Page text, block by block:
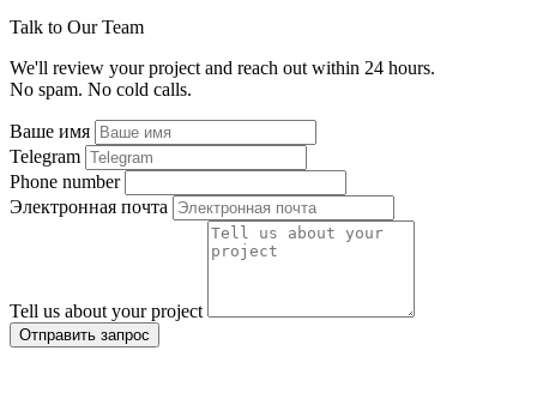
Talk to Our Team
We'll review your project and reach out within 24 hours.
No spam. No cold calls.
Ваше имя
Telegram
Phone number
Электронная почта
Tell us about your project
Отправить запрос